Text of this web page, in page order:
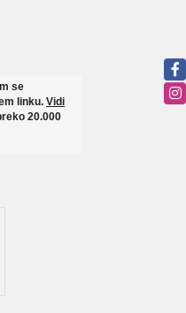
se
linku. Vidi
20.000